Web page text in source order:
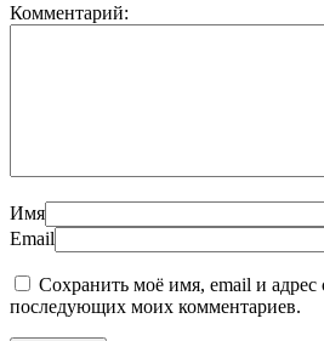
Комментарий:
Имя
Email
Сохранить моё имя, email и адрес
последующих моих комментариев.